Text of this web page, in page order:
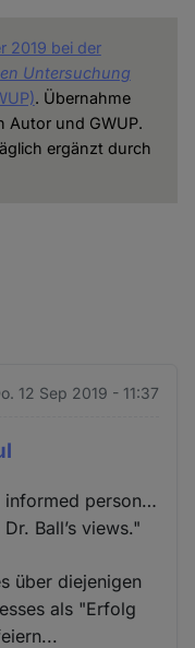
2019 bei der
Untersuchung
. Übernahme
Autor und GWUP.
ergänzt durch
12 Sep 2019 - 11:37
informed person…
Ball’s views."
über diejenigen
als "Erfolg